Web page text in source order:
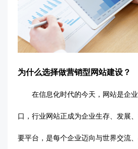
为什么选择做营销型网站建设 ？
在信息化时代的今天，网站是企
口，行业网站正成为企业生存、发展
要平台，是每个企业迈向与世界交流